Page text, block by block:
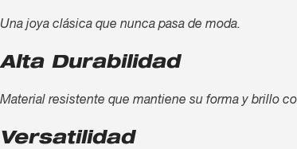
Una joya clásica que nunca pasa de moda.
Alta Durabilidad
Material resistente que mantiene su forma y brillo
Versatilidad